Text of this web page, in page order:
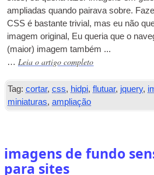
ampliadas quando pairava sobre.
CSS é bastante trivial, mas eu não
imagem original, Eu queria que o
(maior) imagem também ...
… Leia o artigo completo
Tag: cortar,css, hidpi,flutuar, jquery,
miniaturas,ampliação
imagens de fundo
para sites